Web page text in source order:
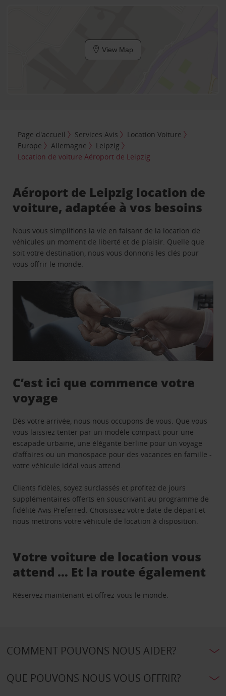
View Map
Page d'accueil Services Avis
Location Voiture
Europe
Allemagne
Leipzig
Location de voiture Aéroport de Leipzig
Aéroport de Leipzig location de
voiture, adaptée à vos besoins
Nous vous simplifions la vie en faisant de la location de
véhicules un moment de liberté et de plaisir. Quelle que
soit votre destination, nous vous donnons les clés pour
vous offrir le monde.
C’est ici que commence votre
voyage
Dès votre arrivée, nous nous occupons de vous. Que vous
vous laissiez tenter par un modèle compact pour une
escapade urbaine, une élégante berline pour un voyage
d’affaires ou un monospace pour des vacances en famille -
votre véhicule idéal vous attend.
Clients fidèles, soyez surclassés et profitez de jours
supplémentaires offerts en souscrivant au programme de
fidélitéAvis Preferred. Choisissez votre date de départ et
nous mettrons votre véhicule de location à disposition.
Votre voiture de location vous
attend … Et la route également
Réservez maintenant et offrez-vous le monde.
COMMENT POUVONS NOUS AIDER?
QUE POUVONS-NOUS VOUS OFFRIR?